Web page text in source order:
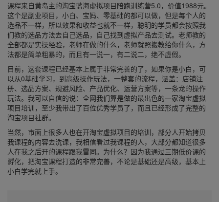
课程来自黄岛主的淘宝蓝海虚拟项目陪跑训练营5.0，价值1988元。
这个是副业项目，小白、宝妈、零基础的都可以做，但是每个人的
选品不一样，所以效果和收益也就不一样，聪明的学员都会按照我
们教的选品方法去自己选品，自己找到虚拟产品去测试。老师教的
全部都是实操经验，老师在做的什么，老师就照搬教给你什么，方
法都是简单粗暴的，而且有一说一，有二说二，绝不虚假。
目前，这套课程已经基本上属于非常完善的了，如果你是小白，可
以从0基础学习，到高级操作玩法，一整套的流程，涵盖：店铺注
册、选品方案、规避风险、产品优化、运营方案等，一条龙的操作
玩法。我可以自信的说：全网我们算是做的最出色的一家淘宝虚拟
项目培训，至少我带出了百位优秀学员了，而且已经形成了完整的
淘宝项目社群。
当然，市面上很多人也在开淘宝虚拟项目的培训，部分人开始拷贝
我课程的内容去洗课，我相信看过我课程的人，大部分都知道很多
人在我之后开的课程跟我雷同。为什么？因为我通过三期低价课的
孵化，把淘宝课程打造的非常完善，不论是基础还是高级，基本上
小白学完就上手。